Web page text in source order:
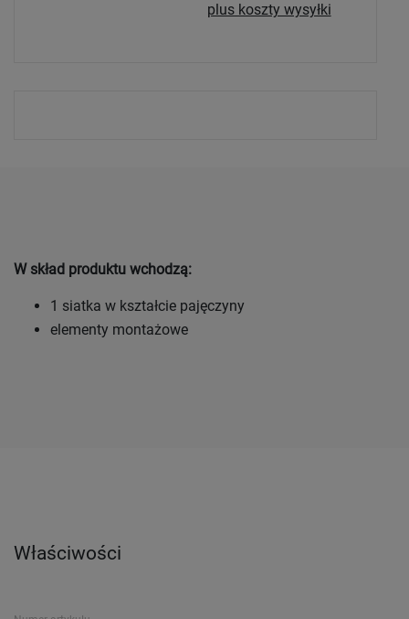
plus koszty wysyłki
W skład produktu wchodzą:
1 siatka w kształcie pajęczyny
elementy montażowe
Właściwości